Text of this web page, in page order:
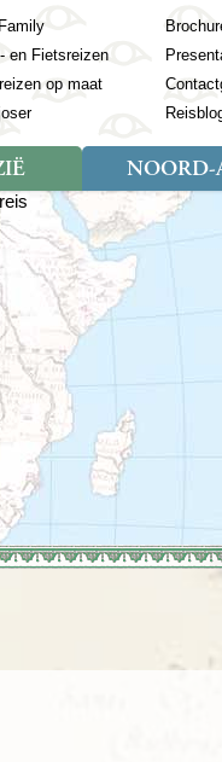
en Fietsreizen
op maat
Albanië
Andorra
Armenië
Azerbeidzjan
Azoren
Balkan
Baltische Staten
Bosnië en Herzegovina
Bulgarije
Engeland
Estland
Finland
Frankrijk
(57)
(22)
China & Tibet, 42
Sulawesi &
22 dagen
Landen
Laos
NOORD-
Soort reizen
Rondreis (7)
Familiereis (2)
Natuur (5)